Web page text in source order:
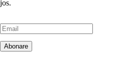
jos.